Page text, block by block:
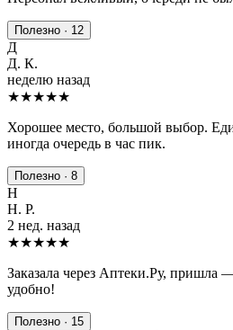
Полезно · 12
Д
Д. К.
неделю назад
★★★★★
Хорошее место, большой выбор.
иногда очередь в час пик.
Полезно · 8
Н
Н. Р.
2 нед. назад
★★★★★
Заказала через Аптеки.Ру, пришла
удобно!
Полезно · 15